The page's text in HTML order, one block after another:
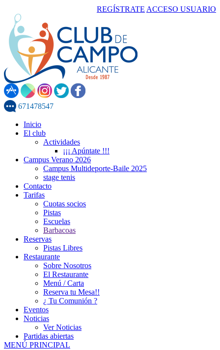
REGÍSTRATE ACCESO USUARIO
671478547
Inicio
El club
Actividades
¡¡¡ Apúntate !!!
Campus Verano 2026
Campus Multideporte-Baile 2025
stage tenis
Contacto
Tarifas
Cuotas socios
Pistas
Escuelas
Barbacoas
Reservas
Pistas Libres
Restaurante
Sobre Nosotros
El Restaurante
Menú / Carta
Reserva tu Mesa!!
¿ Tu Comunión ?
Eventos
Noticias
Ver Noticias
Partidas abiertas
MENÚ PRINCIPAL